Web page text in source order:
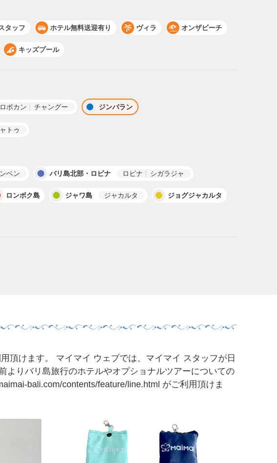
タッフ ホテル無料送迎有り ヴィラ オンザビーチ
キッズプール
ボカン チャングー ジンバラン
トゥ
ベン バリ島北部・ロビナ ロビナ シガラジャ
ロンボク島 ジャワ島 ジャカルタ ジョグジャカルタ
頂けます。 マイマイ ウェブでは、マイマイ スタッフが日
よりバリ島旅行のホテルやオプショナルツアーについての
bali.com/contents/feature/line.html がご利用頂けま